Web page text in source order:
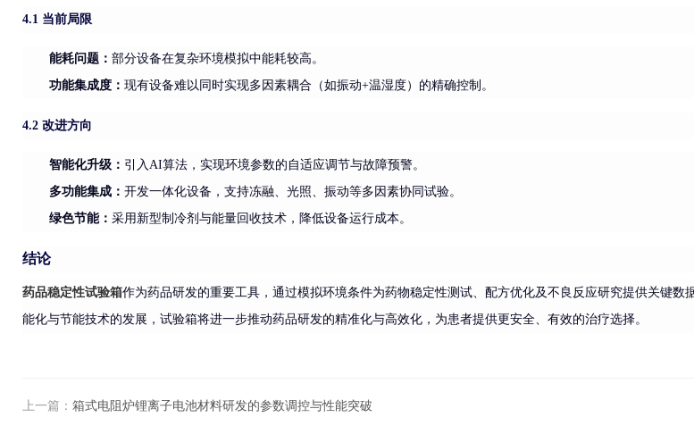
4.1 当前局限
能耗问题 ： 部分设备在复杂环境模拟中能耗较高。
功能集成度： 现有设备难以同时实现多因素耦合（如振动+温湿度）的精确控制。
4.2 改进方向
智能化升级： 引入AI算法，实现环境参数的自适应调节与故障预警。
多功能集成： 开发一体化设备，支持冻融、光照、振动等多因素协同试验。
绿色节能： 采用新型制冷剂与能量回收技术，降低设备运行成本。
结论
药品稳定性试验箱作为药品研发的重要工具，通过模拟环境条件为药物稳定性测试、配方优化及不良反应研究提供关键
能化与节能技术的发展，试验箱将进一步推动药品研发的精准化与高效化，为患者提供更安全、有效的治疗选择。
上一篇： 箱式电阻炉锂离子电池材料研发的参数调控与性能突破